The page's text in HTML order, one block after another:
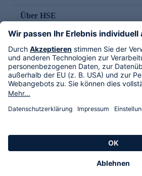
Über HSE
Im TV
HSE International